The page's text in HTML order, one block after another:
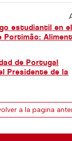
estudiantil en
Portimão:
de Portugal
Presidente de la
a la pagina